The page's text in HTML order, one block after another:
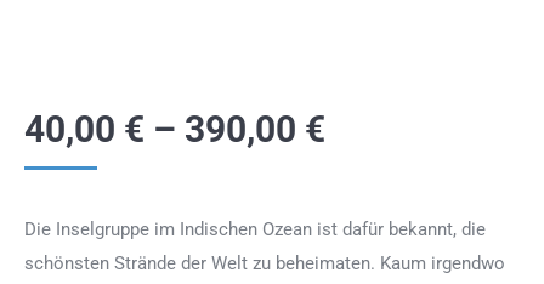
40,00 € – 390,00 €
Die Inselgruppe im Indischen Ozean ist dafür bekannt, die
schönsten Strände der Welt zu beheimaten. Kaum irgendwo